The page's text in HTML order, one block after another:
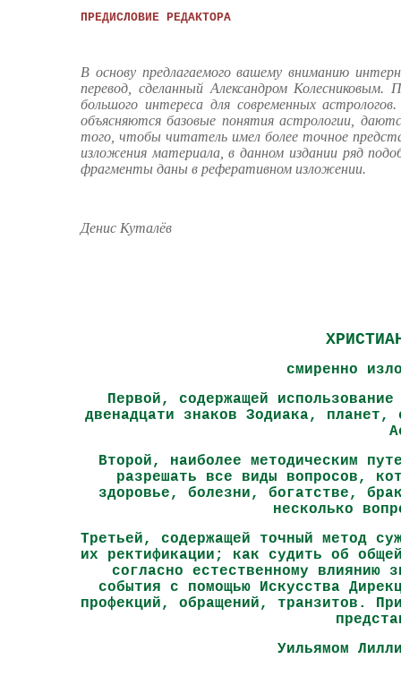
ПРЕДИСЛОВИЕ РЕДАКТОРА
В основу предлагаемого вашему вниманию
перевод, сделанный Александром Колесниковым.
большого интереса для современных
объясняются базовые понятия астрологии,
того, чтобы читатель имел более точное
изложения материала, в данном издании ряд
фрагменты даны в реферативном изложении.
Денис Куталёв
смиренно
Первой, содержащей
двенадцати знаков Зодиака, планет,
Второй, наиболее методическим
разрешать все виды вопросов,
здоровье, болезни, богатстве,
несколько
Третьей, содержащей точный метод
их ректификации; как судить об
согласно естественному влиянию
события с помощью Искусства
профекций, обращений, транзитов.
Уильямом